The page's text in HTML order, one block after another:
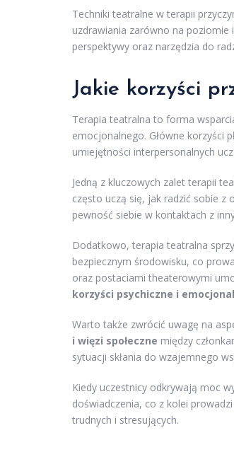
Techniki teatralne w terapii
uzdrawiania zarówno na
perspektywy oraz narzędzia do
Jakie korzyści
Terapia teatralna to forma
emocjonalnego. Główne korzyści
umiejętności interpersonalnych
Jedną z kluczowych zalet terapii
często uczą się, jak radzić sobie z
pewność siebie w kontaktach z
Dodatkowo, terapia teatralna
bezpiecznym środowisku, co
oraz postaciami theaterowymi
korzyści psychiczne i
Warto także zwrócić uwagę na
i więzi społeczne między
sytuacji skłania do wzajemnego
Kiedy uczestnicy odkrywają moc
doświadczenia, co z kolei
trudnych i stresujących.